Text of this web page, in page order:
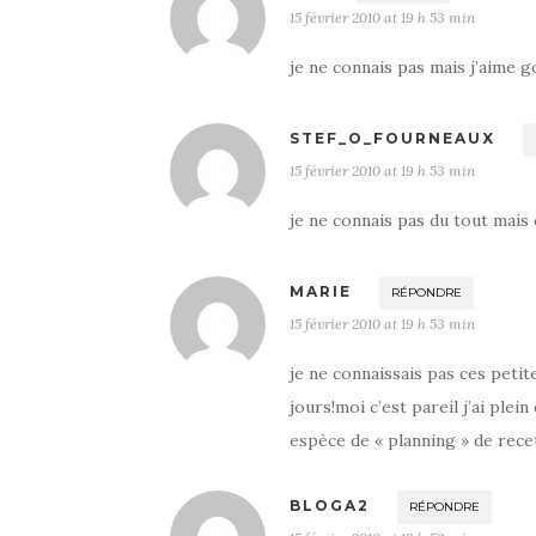
15 février 2010 at 19 h 53 min
je ne connais pas mais j’aime
STEF_O_FOURNEAUX
15 février 2010 at 19 h 53 min
je ne connais pas du tout
MARIE RÉPONDRE
15 février 2010 at 19 h 53 min
je ne connaissais pas ces
jours!moi c’est pareil j’ai
espèce de « planning » de
BLOGA2 RÉPONDRE